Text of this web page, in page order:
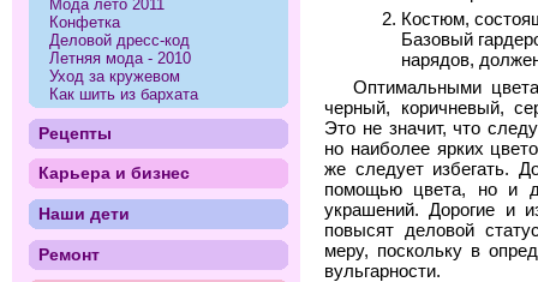
Костюм,
Базовый
нарядов,
Оптимальными
черный, коричневый,
Это не значит, что
но наиболее ярких
же следует избегать.
помощью цвета, но и
украшений. Дорогие и
повысят деловой
меру, поскольку в
вульгарности.
Мода лето 2011
Конфетка
Деловой дресс-код
Летняя мода - 2010
Уход за кружевом
Как шить из бархата
Рецепты
Карьера и бизнес
Наши дети
Ремонт